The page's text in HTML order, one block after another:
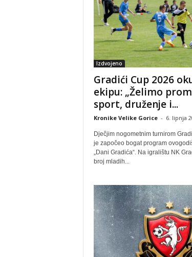
Izdvojeno
Gradići Cup 2026
ekipu: „Želimo
sport, druženje i...
Kronike Velike Gorice - 6. lipnja
Dječjim nogometnim turnirom
je započeo bogat program
„Dani Gradića“. Na igralištu NK
broj mladih...